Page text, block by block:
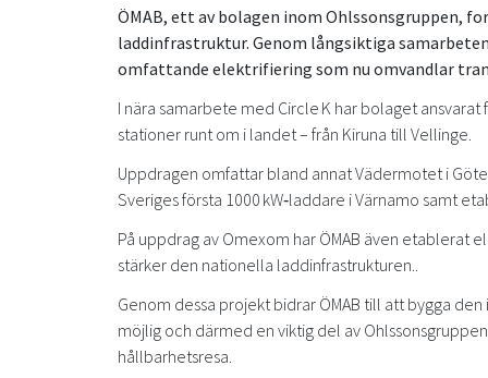
ÖMAB, ett av bolagen inom Ohlssonsgruppen,
laddinfrastruktur. Genom långsiktiga
omfattande elektrifiering som nu omvandlar
I nära samarbete med Circle K har bolaget
stationer runt om i landet – från Kiruna till Vellinge.
Uppdragen omfattar bland annat Vädermotet i
Sveriges första 1000 kW‑laddare i Värnamo samt
På uppdrag av Omexom har ÖMAB även etablerat
stärker den nationella laddinfrastrukturen..
Genom dessa projekt bidrar ÖMAB till att bygga
möjlig och därmed en viktig del av
hållbarhetsresa.